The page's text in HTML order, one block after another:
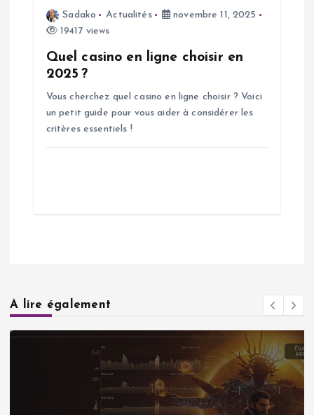
Sadako Actualités
novembre 11, 2025
19417 views
Quel casino en ligne choisir en
2025 ?
Vous cherchez quel casino en ligne choisir ? Voici
un petit guide pour vous aider à considérer les
critères essentiels !
A lire également